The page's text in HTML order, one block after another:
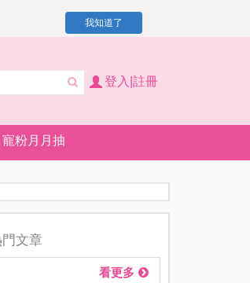
我知道了
登入|註冊
寵粉月月抽
門文章
看更多